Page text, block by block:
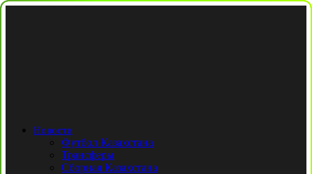
Новости
Футбол Казахстана
Трансферы
Сборная Казахстана